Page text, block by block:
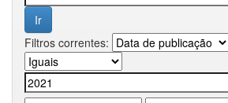
Filtros correntes: